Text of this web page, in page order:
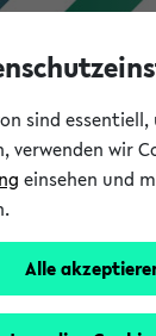
erst nach
sind
verwenden
einsehen und
Alle